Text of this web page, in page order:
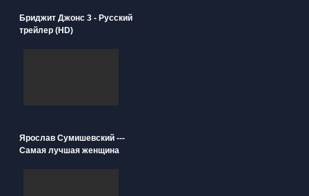
Бриджит Джонс 3 - Русский
трейлер (HD)
Ярослав Сумишевский ---
Самая лучшая женщина